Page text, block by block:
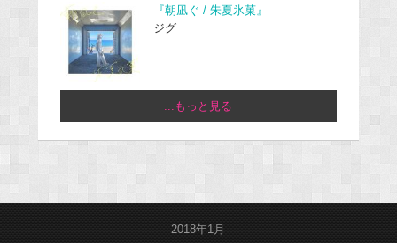
『朝凪ぐ / 朱夏氷菓』
ジグ
...もっと見る
2018年1月